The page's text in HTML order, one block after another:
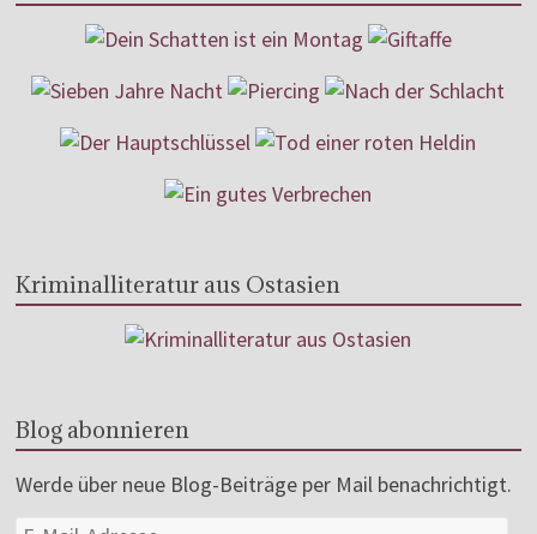
Kriminalliteratur aus Ostasien
Blog abonnieren
Werde über neue Blog-Beiträge per Mail benachrichtigt.